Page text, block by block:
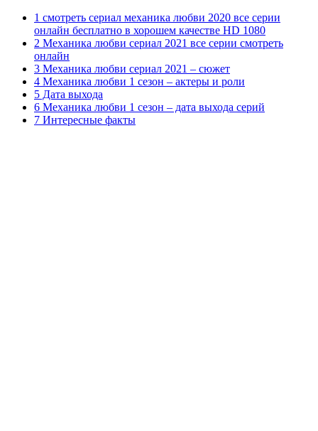
1 смотреть сериал механика любви 2020 все серии
онлайн бесплатно в хорошем качестве HD 1080
2 Механика любви сериал 2021 все серии смотреть
онлайн
3 Механика любви сериал 2021 – сюжет
4 Механика любви 1 сезон – актеры и роли
5 Дата выхода
6 Механика любви 1 сезон – дата выхода серий
7 Интересные факты